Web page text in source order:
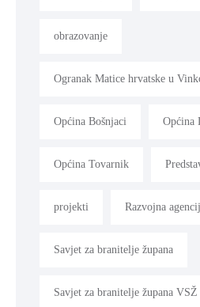
obrazovanje
Ogranak Matice hrvatske u
Općina Bošnjaci Općina
Općina Tovarnik
projekti Razvojna
Savjet za branitelje župana
Savjet za branitelje župana VSŽ